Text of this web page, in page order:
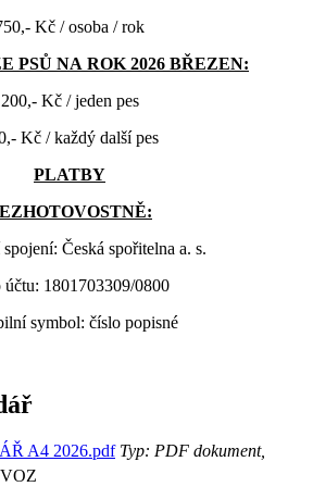
Kč / osoba / rok
PSŮ NA ROK 2026 BŘEZEN:
200,- Kč / jeden pes
Kč / každý další pes
PLATBY
Česká spořitelna a. s.
účtu: 1801703309/0800
symbol: číslo popisné
A4 2026.pdfTyp: PDF dokument,